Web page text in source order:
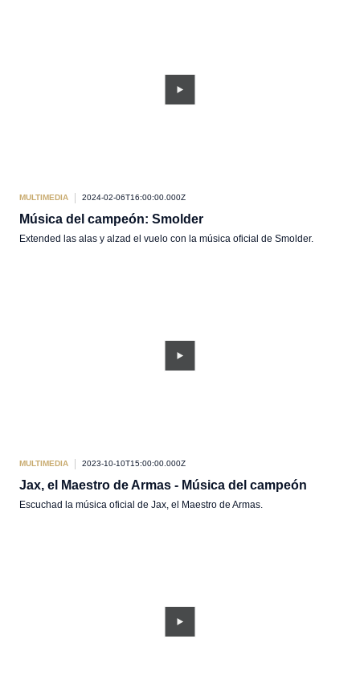
MULTIMEDIA 2024-02-06T16:00:00.000Z
Música del campeón: Smolder
Extended las alas y alzad el vuelo con la música oficial de Smolder.
MULTIMEDIA 2023-10-10T15:00:00.000Z
Jax, el Maestro de Armas - Música del campeón
Escuchad la música oficial de Jax, el Maestro de Armas.